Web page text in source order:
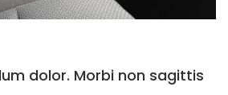
dolor. Morbi non sagittis